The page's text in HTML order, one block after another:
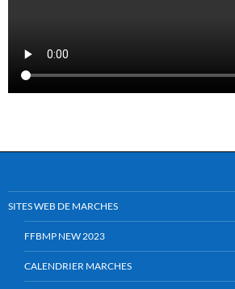
SITES WEB DE MARCHES
FFBMP NEW 2023
CALENDRIER MARCHES